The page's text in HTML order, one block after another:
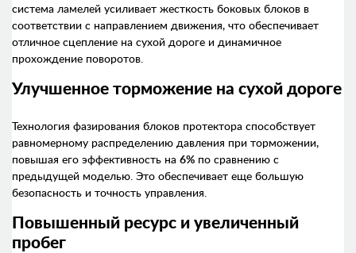
система ламелей усиливает жесткость боковых блоков в
соответствии с направлением движения, что обеспечивает
отличное сцепление на сухой дороге и динамичное
прохождение поворотов.
Улучшенное торможение на сухой дороге
Технология фазирования блоков протектора способствует
равномерному распределению давления при торможении,
повышая его эффективность на 6% по сравнению с
предыдущей моделью. Это обеспечивает еще большую
безопасность и точность управления.
Повышенный ресурс и увеличенный
пробег